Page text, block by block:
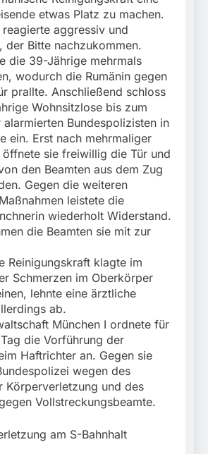
etwas Platz zu machen.
aggressiv und
der Bitte nachzukommen.
die 39-Jährige mehrmals
wodurch die Rumänin gegen
prallte. Anschließend schloss
Wohnsitzlose bis zum
alarmierten Bundespolizisten in
ein. Erst nach mehrmaliger
sie freiwillig die Tür und
den Beamten aus dem Zug
Gegen die weiteren
leistete die
wiederholt Widerstand.
die Beamten sie mit zur
Reinigungskraft klagte im
Schmerzen im Oberkörper
lehnte eine ärztliche
ab.
München I ordnete für
die Vorführung der
Haftrichter an. Gegen sie
wegen des
Körperverletzung und des
Vollstreckungsbeamte.
am S-Bahnhalt